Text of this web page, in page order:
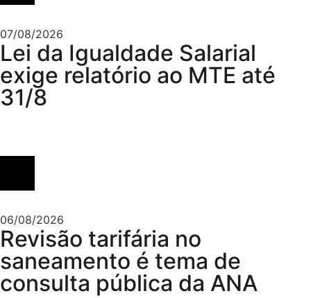
07/08/2026
Lei da Igualdade Salarial
exige relatório ao MTE até
31/8
06/08/2026
Revisão tarifária no
saneamento é tema de
consulta pública da ANA